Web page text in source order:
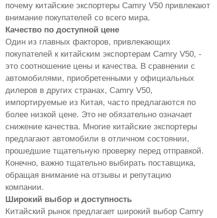
почему китайские экспортеры Camry V50 привлекают
внимание покупателей со всего мира.
Качество по доступной цене
Один из главных факторов, привлекающих
покупателей к китайским экспортерам Camry V50, -
это соотношение цены и качества. В сравнении с
автомобилями, приобретенными у официальных
дилеров в других странах, Camry V50,
импортируемые из Китая, часто предлагаются по
более низкой цене. Это не обязательно означает
снижение качества. Многие китайские экспортеры
предлагают автомобили в отличном состоянии,
прошедшие тщательную проверку перед отправкой.
Конечно, важно тщательно выбирать поставщика,
обращая внимание на отзывы и репутацию
компании.
Широкий выбор и доступность
Китайский рынок предлагает широкий выбор Camry